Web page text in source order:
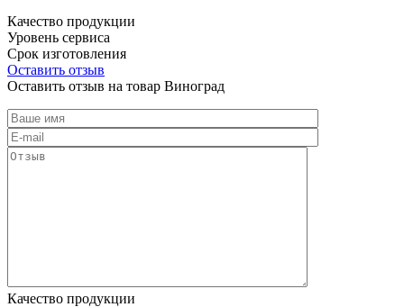
Качество продукции
Уровень сервиса
Срок изготовления
Оставить отзыв
Оставить отзыв на товар Виноград
Качество продукции